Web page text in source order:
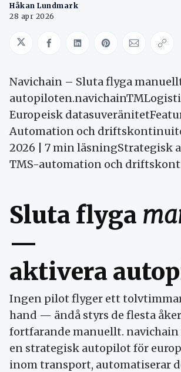
Håkan Lundmark
28 apr 2026
Share on Twitter
Share on Facebook
Share on LinkedIn
Share onShare via
Navichain – Sluta flyga
Europeisk
Automation och
2026 | 7 min läsningStrategisk
TMS-automation och
Sluta flyga
—
aktivera
Ingen pilot flyger ett
hand — ändå styrs de flesta
fortfarande manuellt.
en strategisk autopilot för
inom transport, automatiserar